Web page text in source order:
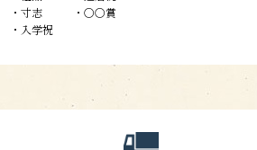
・寸志
・入学祝
・〇〇賞